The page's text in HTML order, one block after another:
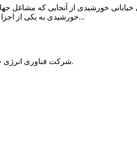
خیابانی خورشیدی از آنجایی که مشاغل
خورشیدی به یکی از اجزای کلیدی شیوه‌های تجاری پایدار تبدیل شده‌اند که مزایای زیادی برای کسب‌وکارها به ارمغان می‌آورد.اول اینکه به کاهش...
شرکت فناوری انرژی جدید شنژن لانجینگ، یک شرکت ملی فناوری پیشرفته است که بر تحقیق و توسعه، تولید و فروش باتری‌های ذخیره انرژی تمرکز دارد.